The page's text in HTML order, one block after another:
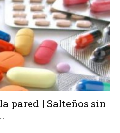
pared | Salteños sin